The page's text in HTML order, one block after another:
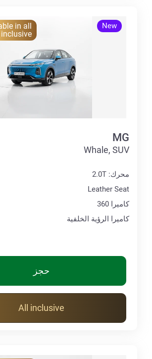
New
in all
inclusive
MG
Whale, SUV
محرك: 2.0T
Leather Seat
كاميرا 360
كاميرا الرؤية الخلفية
حجز
All inclusive